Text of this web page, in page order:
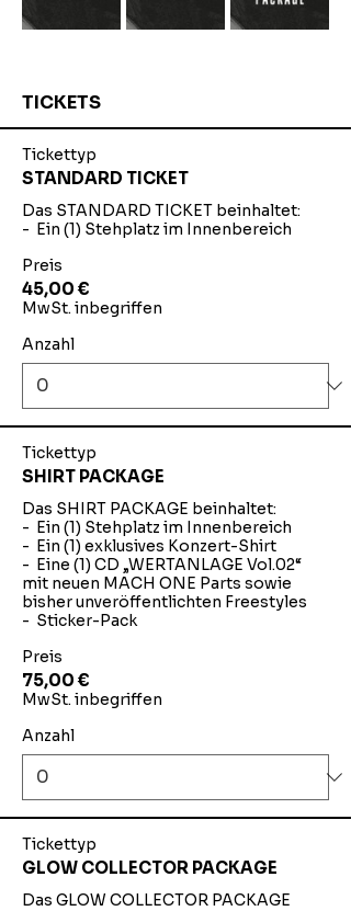
TICKETS
Tickettyp
STANDARD TICKET
Das STANDARD TICKET beinhaltet:
-  Ein (1) Stehplatz im Innenbereich
Preis
45,00 €
MwSt. inbegriffen
Anzahl
Tickettyp
SHIRT PACKAGE
Das SHIRT PACKAGE beinhaltet:
-  Ein (1) Stehplatz im Innenbereich
-  Ein (1) exklusives Konzert-Shirt
-  Eine (1) CD „WERTANLAGE Vol.02“
mit neuen MACH ONE Parts sowie
bisher unveröffentlichten Freestyles
-  Sticker-Pack
Preis
75,00 €
MwSt. inbegriffen
Anzahl
Tickettyp
GLOW COLLECTOR PACKAGE
Das GLOW COLLECTOR PACKAGE